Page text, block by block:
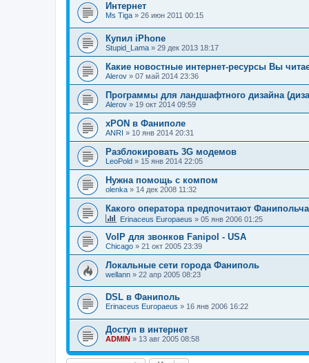
Интернет
Ms Tiga » 26 июн 2011 00:15
Купил iPhone
Stupid_Lama » 29 дек 2013 18:17
Какие новостные интернет-ресурсы Вы
Alerov » 07 май 2014 23:36
Программы для ландшафтного дизайна
Alerov » 19 окт 2014 09:59
xPON в Фаниполе
ANRI » 10 янв 2014 20:31
Разблокировать 3G модемов
LeoPold » 15 янв 2014 22:05
Нужна помощь с компом
olenka » 14 дек 2008 11:32
Какого оператора предпочитают
Erinaceus Europaeus » 05 янв 2006 01:25
VoIP для звонков Fanipol - USA
Chicago » 21 окт 2005 23:39
Локальные сети города Фаниполь
wellann » 22 апр 2005 08:23
DSL в Фаниполь
Erinaceus Europaeus » 16 янв 2006 16:22
Доступ в интернет
ADMIN » 13 авг 2005 08:58